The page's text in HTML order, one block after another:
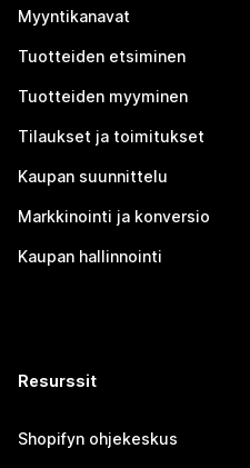
Myyntikanavat
Tuotteiden etsiminen
Tuotteiden myyminen
Tilaukset ja toimitukset
Kaupan suunnittelu
Markkinointi ja konversio
Kaupan hallinnointi
Resurssit
Shopifyn ohjekeskus